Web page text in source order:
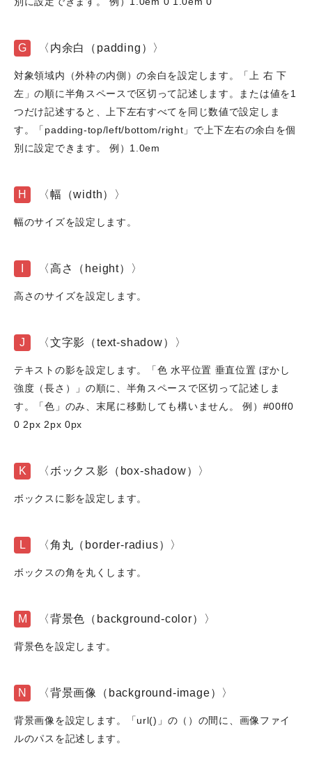
G 〈内余白（padding）〉
対象領域内（外枠の内側）の余白を設定します。「上 右 下
左」の順に半角スペースで区切って記述します。または値を1
つだけ記述すると、上下左右すべてを同じ数値で設定しま
す。「padding-top/left/bottom/right」で上下左右の余白を個
別に設定できます。 例）1.0em
H 〈幅（width）〉
幅のサイズを設定します。
〈高さ（height）〉
高さのサイズを設定します。
J 〈文字影（text-shadow）〉
テキストの影を設定します。「色 水平位置 垂直位置 ぼかし
強度（長さ）」の順に、半角スペースで区切って記述しま
す。「色」のみ、末尾に移動しても構いません。 例）#00ff0
0 2px 2px 0px
K 〈ボックス影（box-shadow）〉
ボックスに影を設定します。
L 〈角丸（border-radius）〉
ボックスの角を丸くします。
M 〈背景色（background-color）〉
背景色を設定します。
N 〈背景画像（background-image）〉
背景画像を設定します。「url()」の（）の間に、画像ファイ
ルのパスを記述します。